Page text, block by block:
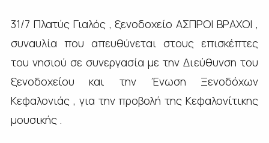
31/7 Πλατύς Γιαλός , ξενοδοχείο ΑΣΠΡΟΙ ΒΡΑΧΟΙ ,
συναυλία που απευθύνεται στους επισκέπτες
του νησιού σε συνεργασία με την Διεύθυνση του
ξενοδοχείου και την Ένωση Ξενοδόχων
Κεφαλονιάς , για την προβολή της Κεφαλονίτικης
μουσικής .